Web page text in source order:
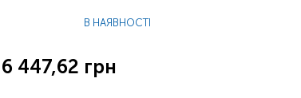
В НАЯВНОСТІ
447,62 грн